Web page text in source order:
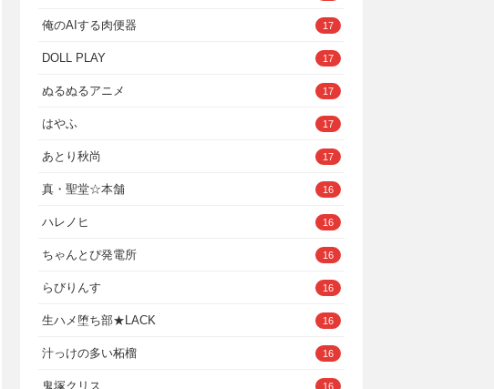
俺のAIする肉便器 17
DOLL PLAY 17
ぬるぬるアニメ 17
はやふ 17
あとり秋尚 17
真・聖堂☆本舗 16
ハレノヒ 16
ちゃんとぴ発電所 16
らびりんす 16
生ハメ堕ち部★LACK 16
汁っけの多い柘榴 16
鬼塚クリス 16